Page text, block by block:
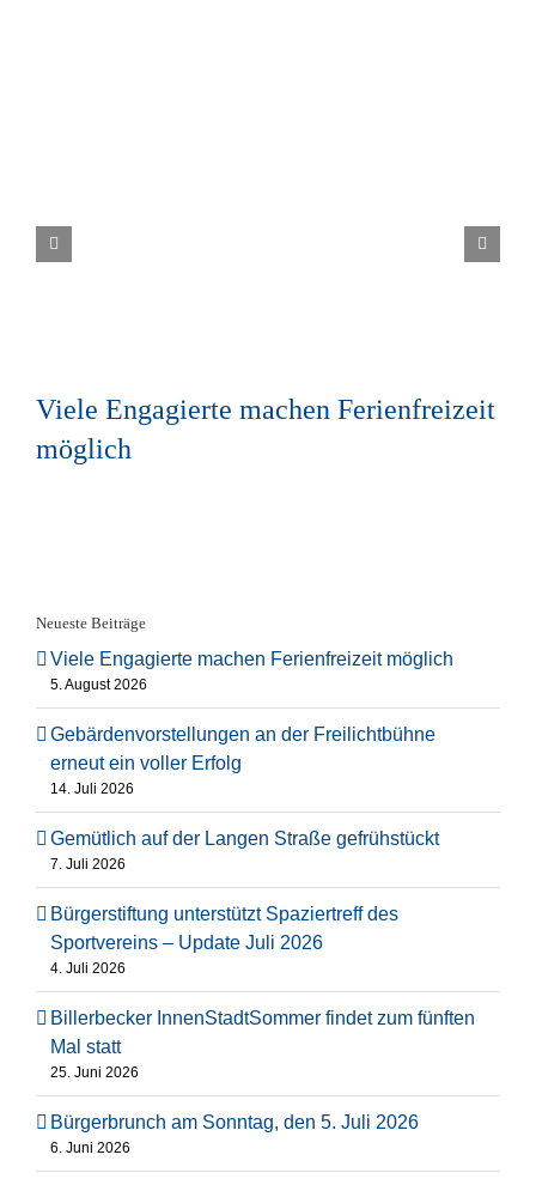
Viele Engagierte machen Ferienfreizeit
möglich
Neueste Beiträge
Viele Engagierte machen Ferienfreizeit möglich
5. August 2026
Gebärdenvorstellungen an der Freilichtbühne
erneut ein voller Erfolg
14. Juli 2026
Gemütlich auf der Langen Straße gefrühstückt
7. Juli 2026
Bürgerstiftung unterstützt Spaziertreff des
Sportvereins – Update Juli 2026
4. Juli 2026
Billerbecker InnenStadtSommer findet zum fünften
Mal statt
25. Juni 2026
Bürgerbrunch am Sonntag, den 5. Juli 2026
6. Juni 2026